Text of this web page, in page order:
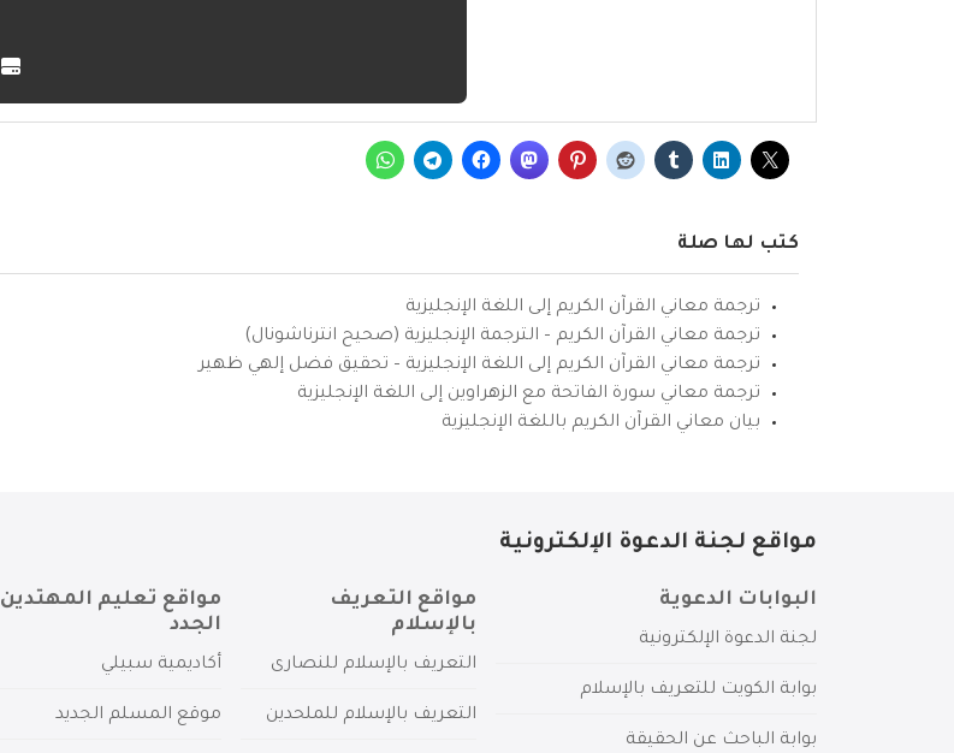
كتب لها صلة
ترجمة معاني القرآن الكريم إلى اللغة الإنجليزية
ترجمة معاني القرآن الكريم – الترجمة الإنجليزية (صحيح انترناشونال)
ترجمة معاني القرآن الكريم إلى اللغة الإنجليزية – تحقيق فضل إلهي ظهير
ترجمة معاني سورة الفاتحة مع الزهراوين إلى اللغة الإنجليزية
بيان معاني القرآن الكريم باللغة الإنجليزية
مواقع لجنة الدعوة الإلكترونية
البوابات الدعوية
لجنة الدعوة الإلكترونية
بوابة الكويت للتعريف بالإسلام
بوابة الباحث عن الحقيقة
مواقع التعريف
بالإسلام
التعريف بالإسلام للنصارى
التعريف بالإسلام للملحدين
مواقع تعليم المهتدين
الجدد
أكاديمية سبيلي
موقع المسلم الجديد